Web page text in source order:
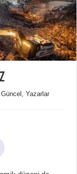
,Güncel ,Yazarlar